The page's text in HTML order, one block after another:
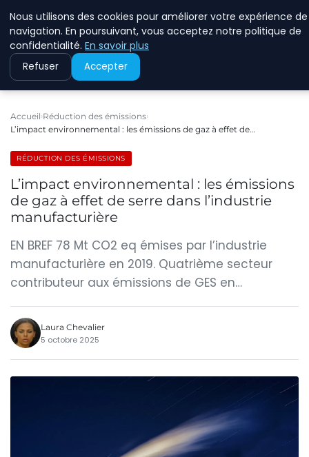
Accueil Réduction des émissions
L’impact environnemental : les émissions de gaz à effet de…
RÉDUCTION DES ÉMISSIONS
L’impact environnemental : les émissions
de gaz à effet de serre dans l’industrie
manufacturière
EN BREF 78 Mt CO2 eq émises par l’industrie
manufacturière en 2019. Quatrième secteur
contributeur aux émissions de GES en…
Laura Chevalier
5 octobre 2025
Nous utilisons des cookies pour améliorer votre expérience de
navigation. En poursuivant, vous acceptez notre politique de
confidentialité. En savoir plus
Refuser Accepter